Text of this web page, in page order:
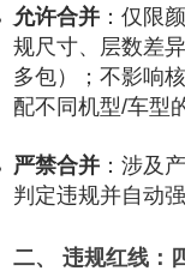
允许合并 ：仅限
规尺寸、层数差
多包）；不影响
配不同机型/车型
严禁合并 ：涉及
判定违规并自动强
二、 违规红线：